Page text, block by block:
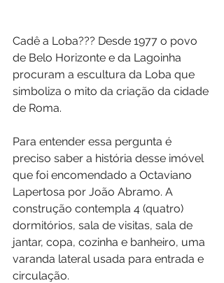
Cadê a Loba??? Desde 1977 o povo
de Belo Horizonte e da Lagoinha
procuram a escultura da Loba que
simboliza o mito da criação da cidade
de Roma.
Para entender essa pergunta é
preciso saber a história desse imóvel
que foi encomendado a Octaviano
Lapertosa por João Abramo. A
construção contempla 4 (quatro)
dormitórios, sala de visitas, sala de
jantar, copa, cozinha e banheiro, uma
varanda lateral usada para entrada e
circulação.